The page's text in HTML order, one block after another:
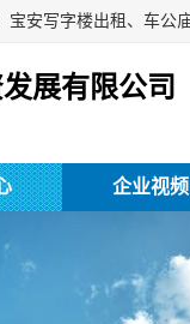
展有限公司
企业视频